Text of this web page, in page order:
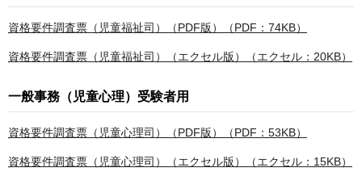
資格要件調査票（児童福祉司）（PDF版）（PDF：74KB）
資格要件調査票（児童福祉司）（エクセル版）（エクセル：20KB）
一般事務（児童心理）受験者用
資格要件調査票（児童心理司）（PDF版）（PDF：53KB）
資格要件調査票（児童心理司）（エクセル版）（エクセル：15KB）